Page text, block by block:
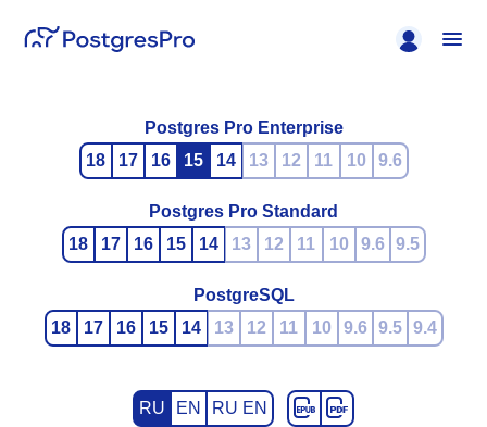
Postgres Pro Enterprise
18
17 16 15 14 13 12 11 10 9.6
Postgres Pro Standard
18
17 16 15 14 13 12 11 10 9.6 9.5
PostgreSQL
18
17 16 15 14 13 12 11 10 9.6 9.5 9.4
RU EN RU EN